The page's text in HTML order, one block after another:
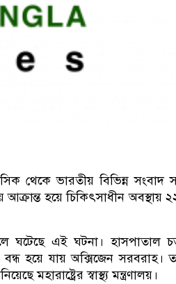
থেকে ভারতীয় বিভিন্ন সংবাদ
হয়ে চিকিৎসাধীন অবস্থায়
ঘটেছে এই ঘটনা। হাসপাতাল
বন্ধ হয়ে যায় অক্সিজেন সরবরাহ।
মহারাষ্ট্রের স্বাস্থ্য মন্ত্রণালয়।